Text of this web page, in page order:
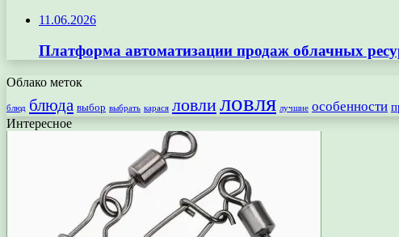
11.06.2026
Платформа автоматизации продаж облачных
Облако меток
блюд блюда выбор выбрать карася ловлиловля лучшие особенности
Интересное